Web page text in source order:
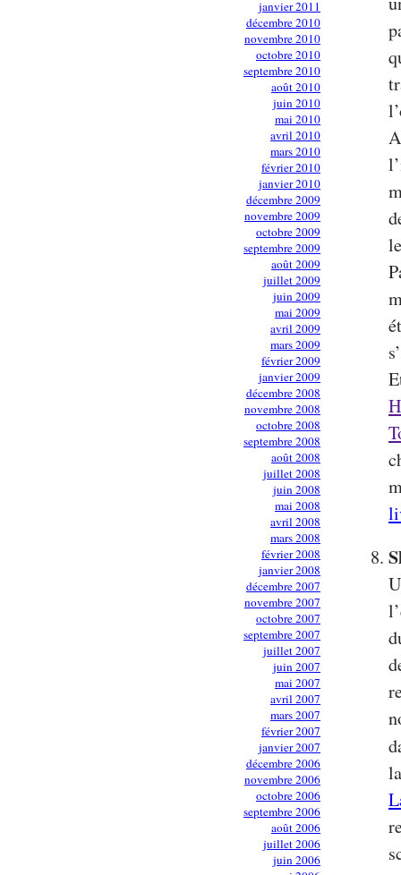
janvier 2011
décembre 2010
novembre 2010
octobre 2010
septembre 2010
août 2010
juin 2010
mai 2010
avril 2010
mars 2010
février 2010
janvier 2010
décembre 2009
novembre 2009
octobre 2009
septembre 2009
août 2009
juillet 2009
juin 2009
mai 2009
avril 2009
mars 2009
février 2009
janvier 2009
décembre 2008
novembre 2008
octobre 2008
septembre 2008
août 2008
juillet 2008
juin 2008
mai 2008
avril 2008
mars 2008
février 2008
janvier 2008
décembre 2007
novembre 2007
octobre 2007
septembre 2007
juillet 2007
juin 2007
mai 2007
avril 2007
mars 2007
février 2007
janvier 2007
décembre 2006
novembre 2006
octobre 2006
septembre 2006
août 2006
juillet 2006
juin 2006